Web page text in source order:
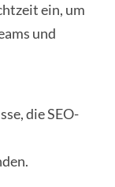
ein, um
und
die SEO-